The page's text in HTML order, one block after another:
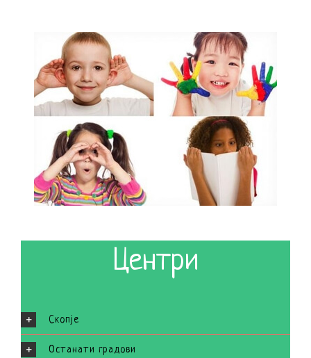
Центри
Скопје
Останати градови